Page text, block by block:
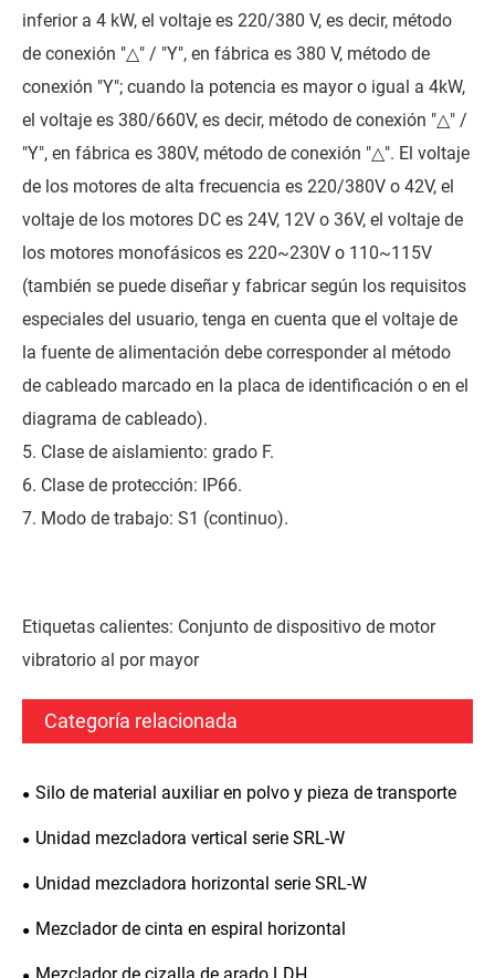
inferior a 4 kW, el voltaje es 220/380 V, es decir, método
de conexión "△" / "Y", en fábrica es 380 V, método de
conexión "Y"; cuando la potencia es mayor o igual a 4kW,
el voltaje es 380/660V, es decir, método de conexión "△" /
"Y", en fábrica es 380V, método de conexión "△". El voltaje
de los motores de alta frecuencia es 220/380V o 42V, el
voltaje de los motores DC es 24V, 12V o 36V, el voltaje de
los motores monofásicos es 220~230V o 110~115V
(también se puede diseñar y fabricar según los requisitos
especiales del usuario, tenga en cuenta que el voltaje de
la fuente de alimentación debe corresponder al método
de cableado marcado en la placa de identificación o en el
diagrama de cableado).
5. Clase de aislamiento: grado F.
6. Clase de protección: IP66.
7. Modo de trabajo: S1 (continuo).
Etiquetas calientes: Conjunto de dispositivo de motor
vibratorio al por mayor
Categoría relacionada
Silo de material auxiliar en polvo y pieza de transporte
Unidad mezcladora vertical serie SRL-W
Unidad mezcladora horizontal serie SRL-W
Mezclador de cinta en espiral horizontal